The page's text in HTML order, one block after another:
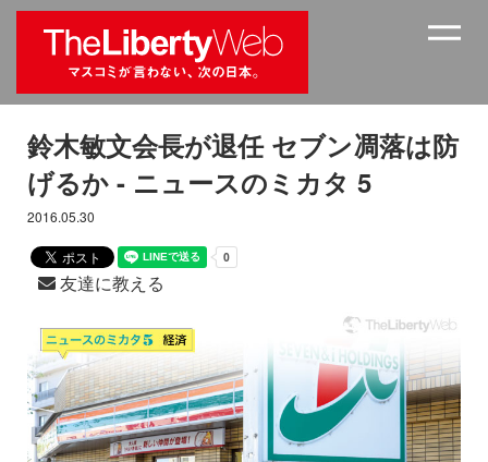
鈴木敏文会長が退任 セブン凋落は防
げるか - ニュースのミカタ 5
2016.05.30
友達に教える